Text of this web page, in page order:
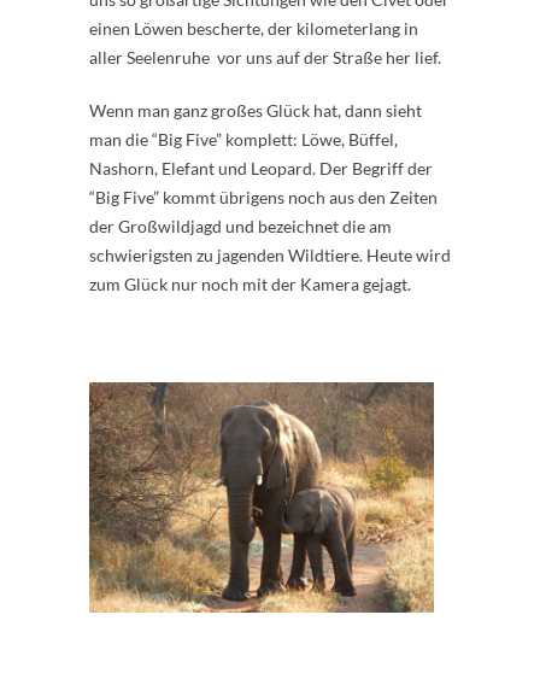
einen Löwen bescherte, der kilometerlang in
aller Seelenruhe vor uns auf der Straße her lief.
Wenn man ganz großes Glück hat, dann sieht
man die “Big Five” komplett: Löwe, Büffel,
Nashorn, Elefant und Leopard. Der Begriff der
“Big Five” kommt übrigens noch aus den Zeiten
der Großwildjagd und bezeichnet die am
schwierigsten zu jagenden Wildtiere. Heute wird
zum Glück nur noch mit der Kamera gejagt.